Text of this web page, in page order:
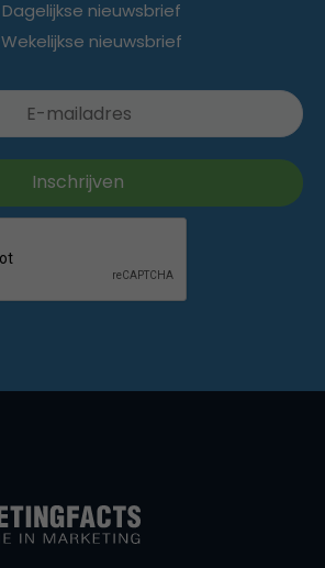
Dagelijkse nieuwsbrief
Wekelijkse nieuwsbrief